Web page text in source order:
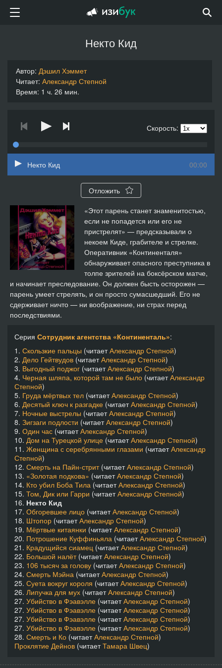
Некто Кид
Автор: Дэшил Хэммет
Читает: Александр Степной
Время: 1 ч. 26 мин.
Скорость:
00:00
Некто Кид
Отложить
«Этот парень станет знаменитостью,
если не попадется или его не
пристрелят» — предсказывали о
некоем Киде, грабителе и стрелке.
Оперативник «Континенталя»
обнаруживает опасного преступника в
толпе зрителей на боксёрском матче,
и начинает преследование. Он должен бысть осторожен —
парень умеет стрелять, и он просто сумасшедший. Его не
сдерживает ничто — ни воображение, ни страх перед
последствиями.
Серия Сотрудник агентства «Континенталь»:
1. Скользкие пальцы (читаетАлександр Степной)
2. Дело Гейтвудов (читаетАлександр Степной)
3. Выгодный поджог (читаетАлександр Степной)
4. Черная шляпа, которой там не было (читаетАлександр
Степной)
5. Груда мёртвых тел (читаетАлександр Степной)
6. Десятый ключ к разгадке (читаетАлександр Степной)
7. Ночные выстрелы (читаетАлександр Степной)
8. Зигзаги подлости (читаетАлександр Степной)
9. Один час (читаетАлександр Степной)
10. Дом на Турецкой улице (читаетАлександр Степной)
11. Женщина с серебрянными глазами (читаетАлександр
Степной)
12. Смерть на Пайн-стрит(читаетАлександр Степной)
13. «Золотая подкова» (читаетАлександр Степной)
14. Кто убил Боба Тила (читаетАлександр Степной)
15. Том, Дик или Гарри (читаетАлександр Степной)
16. Некто Кид
17. Обгоревшее лицо (читаетАлександр Степной)
18. Штопор (читаетАлександр Степной)
19. Мёртвые китаянки (читаетАлександр Степной)
20. Потрошение Куффиньяла (читаетАлександр Степной)
21. Крадущийся сиамец (читаетАлександр Степной)
22. Большой налёт(читаетАлександр Степной)
23. 106 тысяч за голову (читаетАлександр Степной)
24. Смерть Мэйна (читаетАлександр Степной)
25. Суета вокруг короля (читаетАлександр Степной)
26. Липучка для мух (читаетАлександр Степной)
27. Убийство в Фэавэлле (читаетАлександр Степной)
27. Убийство в Фэавэлле (читаетАлександр Степной)
27. Убийство в Фэавэлле (читаетАлександр Степной)
27. Убийство в Фэавэлле (читаетАлександр Степной)
28. Смерть и Ко (читаетАлександр Степной)
Проклятие Дейнов (читаетТамара Швец)